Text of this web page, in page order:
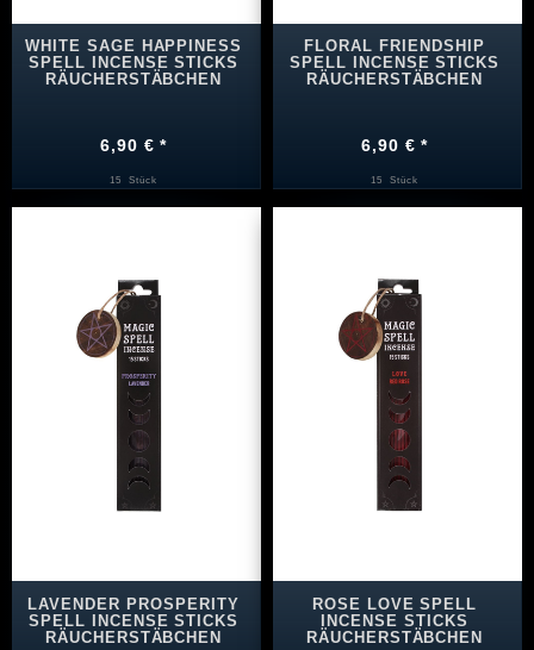
WHITE SAGE HAPPINESS
SPELL INCENSE STICKS
RÄUCHERSTÄBCHEN
6,90 € *
15 Stück
FLORAL FRIENDSHIP
SPELL INCENSE STICKS
RÄUCHERSTÄBCHEN
6,90 € *
15 Stück
LAVENDER PROSPERITY
SPELL INCENSE STICKS
RÄUCHERSTÄBCHEN
ROSE LOVE SPELL
INCENSE STICKS
RÄUCHERSTÄBCHEN